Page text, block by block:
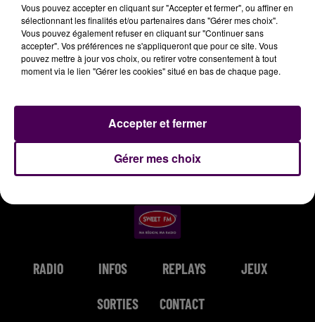
8h06
8h06
SHAKIRA & BURNA BOY
8h03
8h03
Sois Pas Timide
7h55
7h55
BILL MEDLEY & JENNIFER
RADIO INFOS REPLAYS JEUX
SORTIES CONTACT
Vous pouvez accepter en cliquant sur "Accepter et fermer", ou affiner en
sélectionnant les finalités et/ou partenaires dans "Gérer mes choix".
Vous pouvez également refuser en cliquant sur "Continuer sans
accepter". Vos préférences ne s'appliqueront que pour ce site. Vous
pouvez mettre à jour vos choix, ou retirer votre consentement à tout
moment via le lien "Gérer les cookies" situé en bas de chaque page.
Gérer mes choix
Accepter et fermer